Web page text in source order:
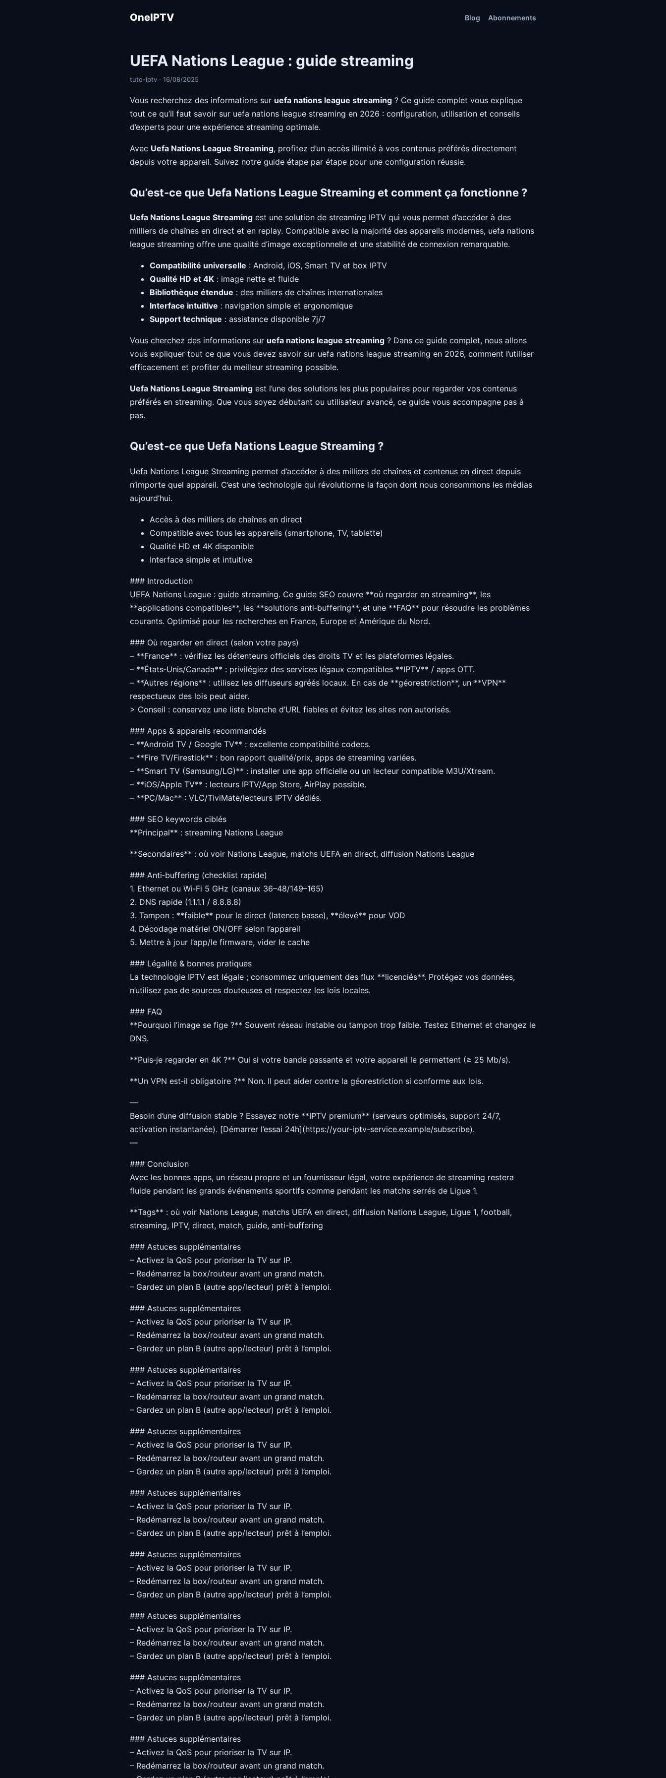
OneIPTV Blog Abonnements
UEFA Nations League : guide streaming
tuto-iptv · 16/08/2025
Vous recherchez des informations sur uefa nations league streaming ? Ce guide complet vous explique
tout ce qu’il faut savoir sur uefa nations league streaming en 2026 : configuration, utilisation et conseils
d’experts pour une expérience streaming optimale.
Avec Uefa Nations League Streaming, profitez d’un accès illimité à vos contenus préférés directement
depuis votre appareil. Suivez notre guide étape par étape pour une configuration réussie.
Qu’est-ce que Uefa Nations League Streaming et comment ça fonctionne ?
Uefa Nations League Streaming est une solution de streaming IPTV qui vous permet d’accéder à des
milliers de chaînes en direct et en replay. Compatible avec la majorité des appareils modernes, uefa nations
league streaming offre une qualité d’image exceptionnelle et une stabilité de connexion remarquable.
Compatibilité universelle : Android, iOS, Smart TV et box IPTV
Qualité HD et 4K : image nette et fluide
Bibliothèque étendue : des milliers de chaînes internationales
Interface intuitive : navigation simple et ergonomique
Support technique : assistance disponible 7j/7
Vous cherchez des informations sur uefa nations league streaming ? Dans ce guide complet, nous allons
vous expliquer tout ce que vous devez savoir sur uefa nations league streaming en 2026, comment l’utiliser
efficacement et profiter du meilleur streaming possible.
Uefa Nations League Streaming est l’une des solutions les plus populaires pour regarder vos contenus
préférés en streaming. Que vous soyez débutant ou utilisateur avancé, ce guide vous accompagne pas à
pas.
Qu’est-ce que Uefa Nations League Streaming ?
Uefa Nations League Streaming permet d’accéder à des milliers de chaînes et contenus en direct depuis
n’importe quel appareil. C’est une technologie qui révolutionne la façon dont nous consommons les médias
aujourd’hui.
Accès à des milliers de chaînes en direct
Compatible avec tous les appareils (smartphone, TV, tablette)
Qualité HD et 4K disponible
Interface simple et intuitive
### Introduction
UEFA Nations League : guide streaming. Ce guide SEO couvre **où regarder en streaming**, les
**applications compatibles**, les **solutions anti‑buffering**, et une **FAQ** pour résoudre les problèmes
courants. Optimisé pour les recherches en France, Europe et Amérique du Nord.
### Où regarder en direct (selon votre pays)
– **France** : vérifiez les détenteurs officiels des droits TV et les plateformes légales.
– **États‑Unis/Canada** : privilégiez des services légaux compatibles **IPTV** / apps OTT.
– **Autres régions** : utilisez les diffuseurs agréés locaux. En cas de **géorestriction**, un **VPN**
respectueux des lois peut aider.
> Conseil : conservez une liste blanche d’URL fiables et évitez les sites non autorisés.
### Apps & appareils recommandés
– **Android TV / Google TV** : excellente compatibilité codecs.
– **Fire TV/Firestick** : bon rapport qualité/prix, apps de streaming variées.
– **Smart TV (Samsung/LG)** : installer une app officielle ou un lecteur compatible M3U/Xtream.
– **iOS/Apple TV** : lecteurs IPTV/App Store, AirPlay possible.
– **PC/Mac** : VLC/TiviMate/lecteurs IPTV dédiés.
### SEO keywords ciblés
**Principal** : streaming Nations League
**Secondaires** : où voir Nations League, matchs UEFA en direct, diffusion Nations League
### Anti‑buffering (checklist rapide)
1. Ethernet ou Wi‑Fi 5 GHz (canaux 36–48/149–165)
2. DNS rapide (1.1.1.1 / 8.8.8.8)
3. Tampon : **faible** pour le direct (latence basse), **élevé** pour VOD
4. Décodage matériel ON/OFF selon l’appareil
5. Mettre à jour l’app/le firmware, vider le cache
### Légalité & bonnes pratiques
La technologie IPTV est légale ; consommez uniquement des flux **licenciés**. Protégez vos données,
n’utilisez pas de sources douteuses et respectez les lois locales.
### FAQ
**Pourquoi l’image se fige ?** Souvent réseau instable ou tampon trop faible. Testez Ethernet et changez le
DNS.
**Puis‑je regarder en 4K ?** Oui si votre bande passante et votre appareil le permettent (≥ 25 Mb/s).
**Un VPN est‑il obligatoire ?** Non. Il peut aider contre la géorestriction si conforme aux lois.
—
Besoin d’une diffusion stable ? Essayez notre **IPTV premium** (serveurs optimisés, support 24/7,
activation instantanée). [Démarrer l’essai 24h](https://your-iptv-service.example/subscribe).
—
### Conclusion
Avec les bonnes apps, un réseau propre et un fournisseur légal, votre expérience de streaming restera
fluide pendant les grands événements sportifs comme pendant les matchs serrés de Ligue 1.
**Tags** : où voir Nations League, matchs UEFA en direct, diffusion Nations League, Ligue 1, football,
streaming, IPTV, direct, match, guide, anti-buffering
### Astuces supplémentaires
– Activez la QoS pour prioriser la TV sur IP.
– Redémarrez la box/routeur avant un grand match.
– Gardez un plan B (autre app/lecteur) prêt à l’emploi.
### Astuces supplémentaires
– Activez la QoS pour prioriser la TV sur IP.
– Redémarrez la box/routeur avant un grand match.
– Gardez un plan B (autre app/lecteur) prêt à l’emploi.
### Astuces supplémentaires
– Activez la QoS pour prioriser la TV sur IP.
– Redémarrez la box/routeur avant un grand match.
– Gardez un plan B (autre app/lecteur) prêt à l’emploi.
### Astuces supplémentaires
– Activez la QoS pour prioriser la TV sur IP.
– Redémarrez la box/routeur avant un grand match.
– Gardez un plan B (autre app/lecteur) prêt à l’emploi.
### Astuces supplémentaires
– Activez la QoS pour prioriser la TV sur IP.
– Redémarrez la box/routeur avant un grand match.
– Gardez un plan B (autre app/lecteur) prêt à l’emploi.
### Astuces supplémentaires
– Activez la QoS pour prioriser la TV sur IP.
– Redémarrez la box/routeur avant un grand match.
– Gardez un plan B (autre app/lecteur) prêt à l’emploi.
### Astuces supplémentaires
– Activez la QoS pour prioriser la TV sur IP.
– Redémarrez la box/routeur avant un grand match.
– Gardez un plan B (autre app/lecteur) prêt à l’emploi.
### Astuces supplémentaires
– Activez la QoS pour prioriser la TV sur IP.
– Redémarrez la box/routeur avant un grand match.
– Gardez un plan B (autre app/lecteur) prêt à l’emploi.
### Astuces supplémentaires
– Activez la QoS pour prioriser la TV sur IP.
– Redémarrez la box/routeur avant un grand match.